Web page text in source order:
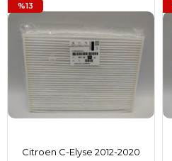
Citroen C-Elyse 2012-2020
%13